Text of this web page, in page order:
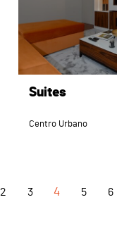
Suites
Centro Urbano
2 3 4 5 6